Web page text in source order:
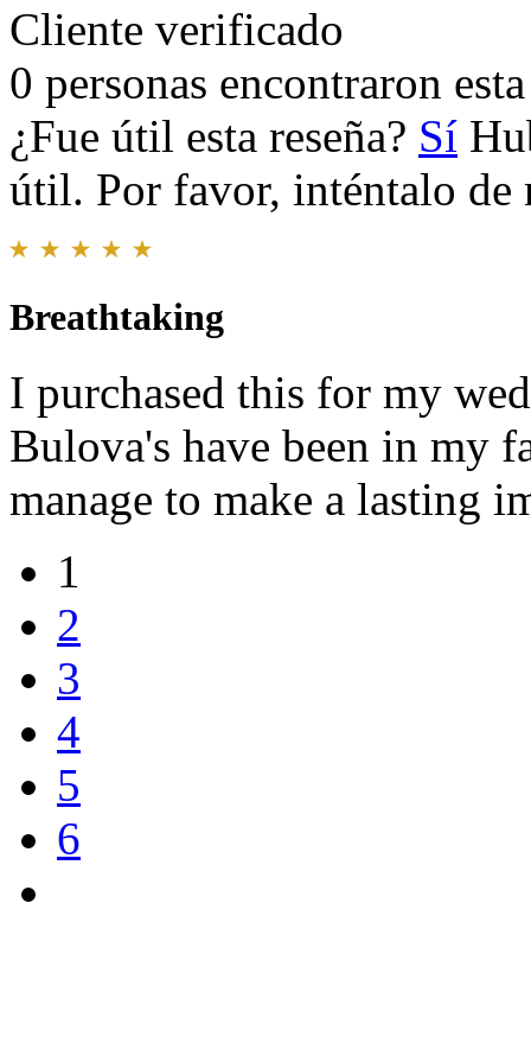
Cliente verificado
0 personas encontraron
¿Fue útil esta reseña? Sí
útil. Por favor, inténtalo de
Breathtaking
I purchased this for my
Bulova's have been in my
manage to make a lasting
1
2
3
4
5
6